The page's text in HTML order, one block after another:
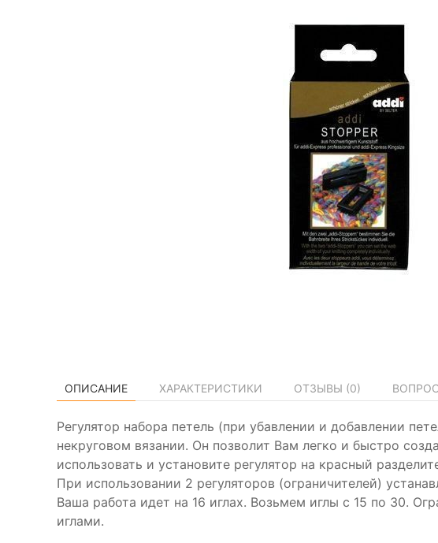
ОПИСАНИЕ ХАРАКТЕРИСТИКИ ОТЗЫВЫ (0)
Регулятор набора петель (при убавлении и добавлении
некруговом вязании. Он позволит Вам легко и быстро
использовать и установите регулятор на красный
При использовании 2 регуляторов (ограничителей)
Ваша работа идет на 16 иглах. Возьмем иглы с 15 по 30.
иглами.